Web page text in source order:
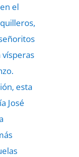
el
esta
José